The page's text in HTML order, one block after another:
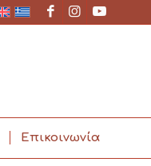
Επικοινωνία